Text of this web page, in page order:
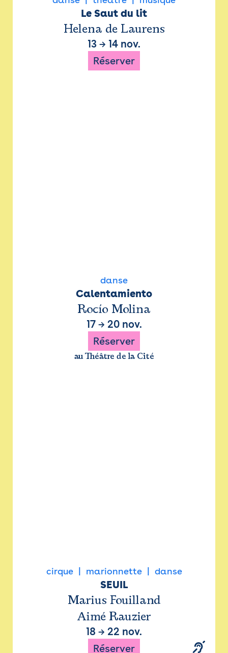
Le Saut du lit
Helena de Laurens
13 → 14 nov.
Réserver
danse
Calentamiento
Rocío Molina
17→ 20 nov.
Réserver
au Théâtre de la Cité
cirque marionnette danse
SEUIL
Marius Fouilland
Aimé Rauzier
18 → 22 nov.
Réserver